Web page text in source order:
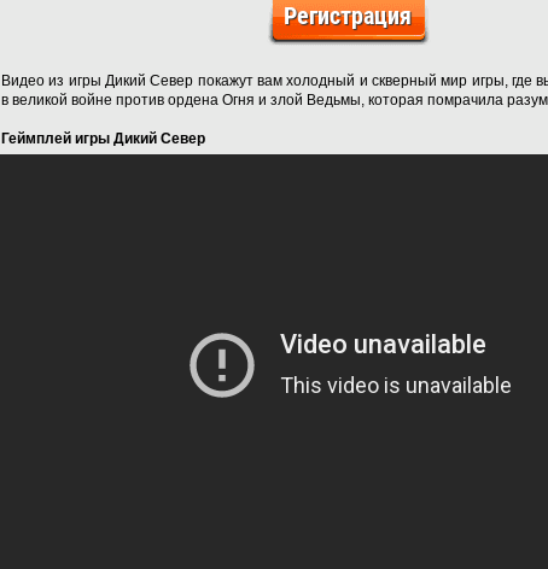
Регистрация
Видео из игры Дикий Север покажут вам холодный и скверный мир игры, где
в великой войне против ордена Огня и злой Ведьмы, которая помрачила
Геймплей игры Дикий Север